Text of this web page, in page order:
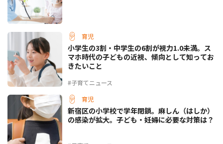
育児
#子育てニュース
小学生の3割・中学生の6割が視力1.0未満。ス
マホ時代の子どもの近視、傾向として知ってお
きたいこと
育児
新宿区の小学校で学年閉鎖。麻しん（はしか）
の感染が拡大。子ども・妊婦に必要な対策は？